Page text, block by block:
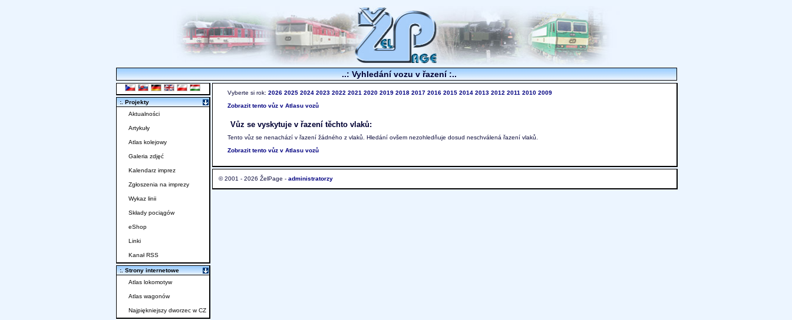
..: Vyhledání vozu v řazení :..
Vyberte si rok: 2026 2025 2024 2023 2022 2021 2020 2019 2018 2017 2016 2015 2014 2013 2012 2011 2010 2009
Zobrazit tento vůz v Atlasu vozů
Vůz se vyskytuje v řazení těchto vlaků:
Tento vůz se nenachází v řazení žádného z vlaků. Hledání ovšem nezohledňuje dosud neschválená řazení vlaků.
Zobrazit tento vůz v Atlasu vozů
© 2001 - 2026 ŽelPage - administratorzy
:. Projekty
Aktualności
Artykuły
Atlas kolejowy
Galeria zdjęć
Kalendarz imprez
Zgłoszenia na imprezy
Wykaz linii
Składy pociągów
eShop
Linki
Kanał RSS
:. Strony internetowe
Atlas lokomotyw
Atlas wagonów
Najpiękniejszy dworzec w CZ